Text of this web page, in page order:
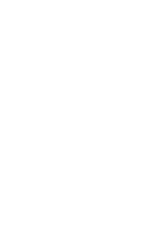
leuchtend roten Blüten, die
zu dritt auf einem Stiel
ist die „Tulipa praestans,
in Ihrem Frühlingsgarten.
Tulpen zählen zu
Gartentulpen sind und
wohlhabender
erreicht eine Höhe von ca.
€*